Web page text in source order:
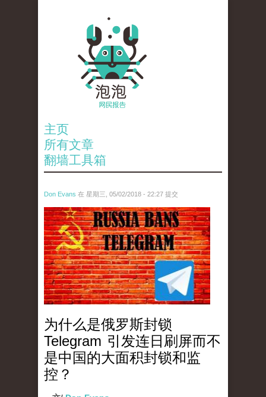
主页
所有文章
翻墙工具箱
Don Evans 在 星期三, 05/02/2018 - 22:27 提交
tou_.jpeg
为什么是俄罗斯封锁
Telegram 引发连日刷屏而不
是中国的大面积封锁和监
控？